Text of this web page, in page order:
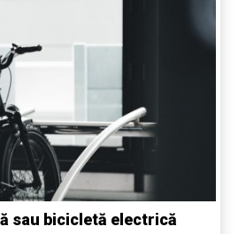
sau bicicletă electrică